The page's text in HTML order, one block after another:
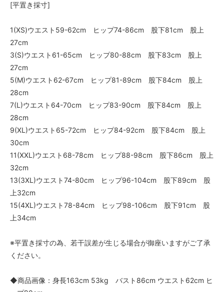
[平置き採寸]
1(XS)ウエスト59-62cm ヒップ74-86cm 股下81cm 股上
27cm
3(S)ウエスト61-65cm ヒップ80-88cm 股下83cm 股上
27cm
5(M)ウエスト62-67cm ヒップ81-89cm 股下84cm 股上
28cm
7(L)ウエスト64-70cm ヒップ83-90cm 股下84cm 股上
28cm
9(XL)ウエスト65-72cm ヒップ84-92cm 股下84cm 股上
30cm
11(XXL)ウエスト68-78cm ヒップ88-98cm 股下86cm 股上
32cm
13(3XL)ウエスト74-80cm ヒップ96-104cm 股下89cm 股
上32cm
15(4XL)ウエスト78-84cm ヒップ98-106cm 股下91cm 股
上34cm
※平置き採寸の為、若干誤差が生じる場合が御座いますがご了承
ください。
◆商品画像：身長163cm 53kg バスト86cm ウエスト62cm ヒ